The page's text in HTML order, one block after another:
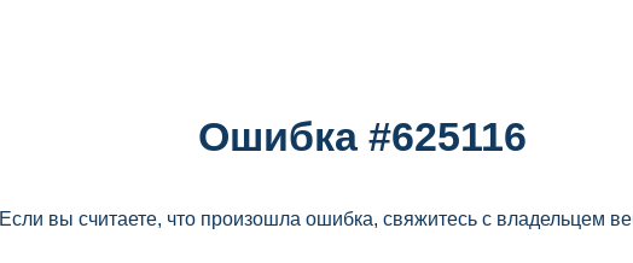
Ошибка #625116
Если вы считаете, что произошла ошибка, свяжитесь с владельцем